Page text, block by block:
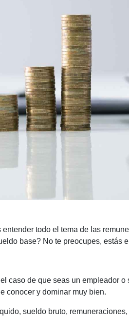
entender todo el tema de las
base? No te preocupes, estás
caso de que seas un empleador
conocer y dominar muy bien.
sueldo bruto,